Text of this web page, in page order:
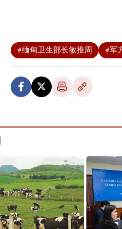
#缅甸卫生部长敏推周 #军